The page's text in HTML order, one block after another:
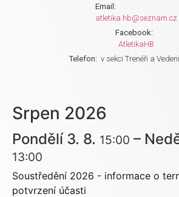
Email:
atletika.hb@seznam.cz
Facebook:
AtletikaHB
Telefon: v sekci Trenéři a
Srpen 2026
Pondělí 3. 8. 15:00 –
13:00
Soustředění 2026 - informace o
potvrzení účasti